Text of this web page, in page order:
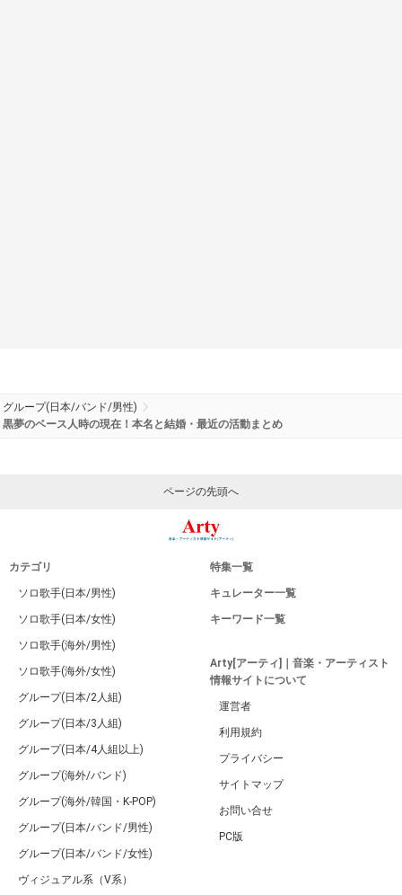
グループ(日本/バンド/男性)
黒夢のベース人時の現在！本名と結婚・最近の活動まとめ
ページの先頭へ
カテゴリ
ソロ歌手(日本/男性)
ソロ歌手(日本/女性)
ソロ歌手(海外/男性)
ソロ歌手(海外/女性)
グループ(日本/2人組)
グループ(日本/3人組)
グループ(日本/4人組以上)
グループ(海外/バンド)
グループ(海外/韓国・K-POP)
グループ(日本/バンド/男性)
グループ(日本/バンド/女性)
ヴィジュアル系（V系）
特集一覧
キュレーター一覧
キーワード一覧
Arty[アーティ]｜音楽・アーティスト
情報サイトについて
運営者
利用規約
プライバシー
サイトマップ
お問い合せ
PC版